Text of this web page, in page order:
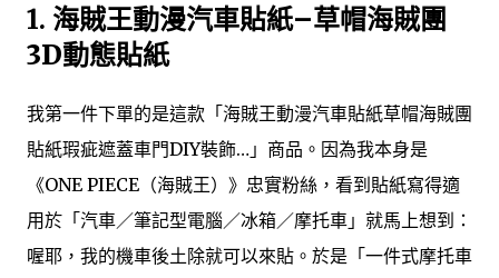
1. 海賊王動漫汽車貼紙–草帽海賊團
3D動態貼紙
我第一件下單的是這款「海賊王動漫汽車貼紙草帽海賊團
貼紙瑕疵遮蓋車門DIY裝飾…」商品。因為我本身是
《ONE PIECE（海賊王）》忠實粉絲，看到貼紙寫得適
用於「汽車／筆記型電腦／冰箱／摩托車」就馬上想到：
喔耶，我的機車後土除就可以來貼。於是「一件式摩托車